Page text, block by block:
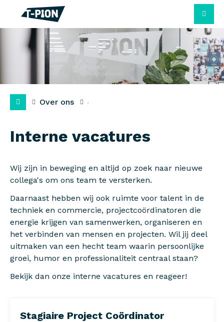
Over ons
Interne vacatures
Wij zijn in beweging en altijd op zoek naar nieuwe
collega's om ons team te versterken.
Daarnaast hebben wij ook ruimte voor talent in de
techniek en commercie, projectcoördinatoren die
energie krijgen van samenwerken, organiseren en
het verbinden van mensen en projecten. Wil jij deel
uitmaken van een hecht team waarin persoonlijke
groei, humor en professionaliteit centraal staan?
Bekijk dan onze interne vacatures en reageer!
Stagiaire Project Coördinator